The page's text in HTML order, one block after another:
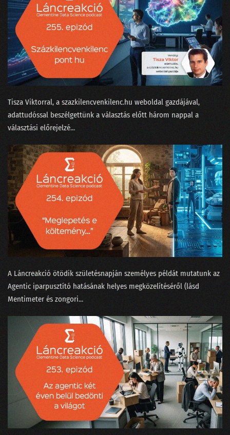
121 - Történetek Adatországból
120 - Most akkor a Facebook tényleg nem is veszélyes a társadalomra?
119 - Virtuális valótlanság?
118 - Krézi hírek, avagy rácsodálkozunk a világra
116 - Elveszi-e az AutoML a munkánkat?
114 - Nagy Nyári Salátaörvény
113 - Podcastfesztivál az adattudós szemüvegén át
112 - Boldog szülinapot, Clementine!
111 - Mennyit keres egy ChatGPT-idomár?
110 - Ki kicsoda a Nagy ChatGPT-aggódásban?
108 - Sztochasztikus papagáj vagy Terminator?
106 - Az IBM és a német-görög filozófusok focimeccse
105 - Nyelvcsapások és a digitális gyarmatosítás
104 - Tavaszi zuhanyhíradó
103 - A legújabb data science címkék kiakasztják a bullshit-métert
102 - Felszikrázott az AGI a GPT-4-ben
Tisza Viktorral⁠, a ⁠szazkilencvenkilenc.hu⁠ weboldal gazdájával,
adattudóssal beszélgettünk a választás előtt három nappal a
választási előrejelzé...
A Láncreakció ötödik születésnapján személyes példát mutatunk az
Agentic iparpusztító hatásának helyes megközelítéséről (lásd
Mentimeter és zongori...